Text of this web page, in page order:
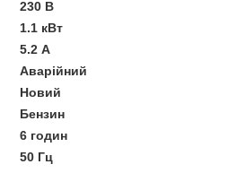
230 В
1.1 кВт
5.2 А
Аварійний
Новий
Бензин
6 годин
50 Гц